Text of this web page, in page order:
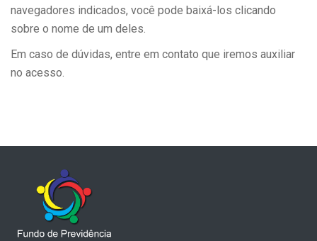
navegadores indicados, você pode baixá-los clicando
sobre o nome de um deles.
Em caso de dúvidas, entre em contato que iremos auxiliar
no acesso.